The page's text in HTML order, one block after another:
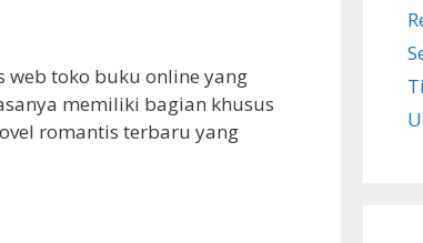
toko buku online yang
memiliki bagian khusus
romantis terbaru yang